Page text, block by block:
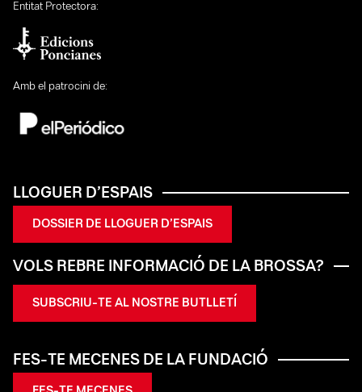
Entitat Protectora:
Amb el patrocini de:
LLOGUER D’ESPAIS
DOSSIER DE LLOGUER D’ESPAIS
VOLS REBRE INFORMACIÓ DE LA BROSSA?
SUBSCRIU-TE AL NOSTRE BUTLLETÍ
FES-TE MECENES DE LA FUNDACIÓ